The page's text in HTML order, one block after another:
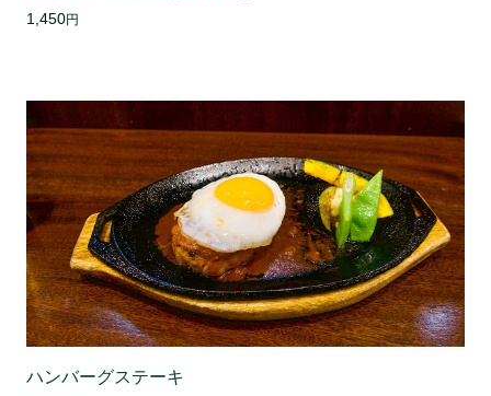
1,450円
ハンバーグステーキ